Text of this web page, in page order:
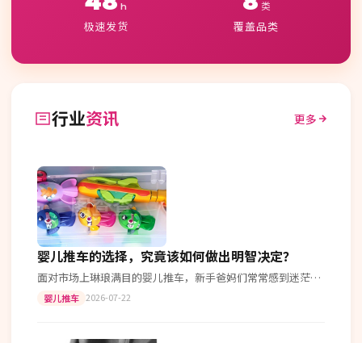
h
极速发货
类
覆盖品类
行业资讯 更多
婴儿推车的选择，究竟该如何做出明智决定？
面对市场上琳琅满目的婴儿推车，新手爸妈们常常感到迷茫。
一、功能对比 首先我们来比较一下不同类型的婴儿推车： 折
婴儿推车 2026-07-22